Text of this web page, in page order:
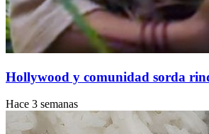
Hollywood y comunidad sorda
Hace 3 semanas